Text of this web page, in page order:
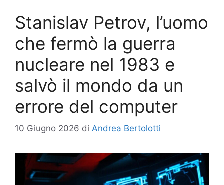
Stanislav Petrov, l’uomo
che fermò la guerra
nucleare nel 1983 e
salvò il mondo da un
errore del computer
10 Giugno 2026 di Andrea Bertolotti